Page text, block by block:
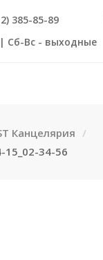
385-85-89
Сб-Вс - выходные
Канцелярия
15_02-34-56